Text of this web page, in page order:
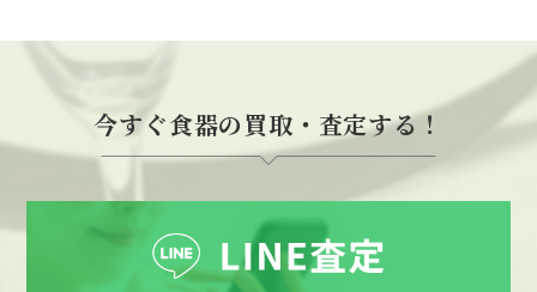
今すぐ食器の買取・査定する！